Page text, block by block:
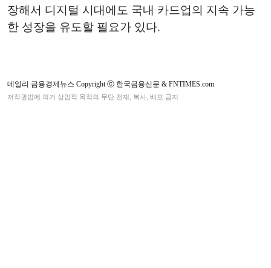
장해서 디지털 시대에도 국내 카드업의 지속 가능
한 성장을 유도할 필요가 있다.
데일리 금융경제뉴스 Copyright ⓒ 한국금융신문 & FNTIMES.com
저작권법에 의거 상업적 목적의 무단 전재, 복사, 배포 금지